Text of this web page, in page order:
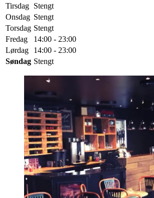
Tirsdag Stengt
Onsdag Stengt
Torsdag Stengt
Fredag
14:00 - 23:00
Lørdag
14:00 - 23:00
Søndag Stengt